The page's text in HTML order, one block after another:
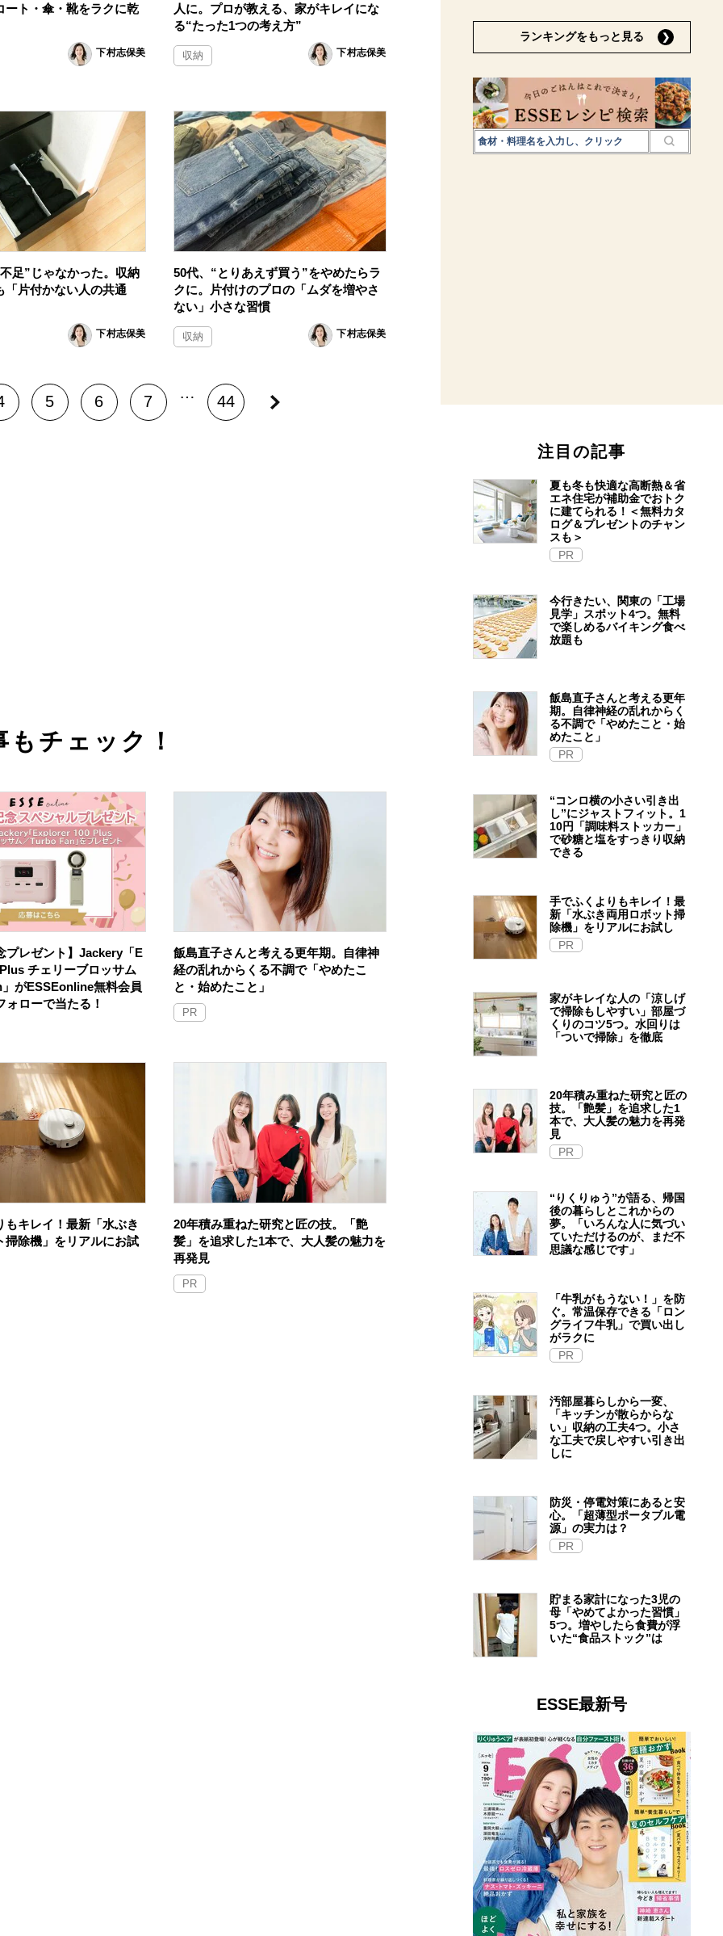
ート・傘・靴をラクに乾
下村志保美
人に。プロが教える、家がキレイにな
る“たった1つの考え方”
収納 下村志保美
足”じゃなかった。収納
「片付かない人の共通
下村志保美
50代、“とりあえず買う”をやめたらラ
クに。片付けのプロの「ムダを増やさ
ない」小さな習慣
収納 下村志保美
5 6 7
…
44
もチェック！
プレゼント】Jackery「E
チェリーブロッサム
がESSEonline無料会員
ォローで当たる！
飯島直子さんと考える更年期。自律神
経の乱れからくる不調で「やめたこ
と・始めたこと」
PR
もキレイ！最新「水ぶき
掃除機」をリアルにお試
20年積み重ねた研究と匠の技。「艶
髪」を追求した1本で、大人髪の魅力を
再発見
PR
ランキングをもっと見る
注目の記事
夏も冬も快適な高断熱＆省
エネ住宅が補助金でおトク
に建てられる！＜無料カタ
ログ＆プレゼントのチャン
スも＞
PR
今行きたい、関東の「工場
見学」スポット4つ。無料
で楽しめるバイキング食べ
放題も
飯島直子さんと考える更年
期。自律神経の乱れからく
る不調で「やめたこと・始
めたこと」
PR
“コンロ横の小さい引き出
し”にジャストフィット。1
10円「調味料ストッカー」
で砂糖と塩をすっきり収納
できる
手でふくよりもキレイ！最
新「水ぶき両用ロボット掃
除機」をリアルにお試し
PR
家がキレイな人の「涼しげ
で掃除もしやすい」部屋づ
くりのコツ5つ。水回りは
「ついで掃除」を徹底
20年積み重ねた研究と匠の
技。「艶髪」を追求した1
本で、大人髪の魅力を再発
見
PR
“りくりゅう”が語る、帰国
後の暮らしとこれからの
夢。「いろんな人に気づい
ていただけるのが、まだ不
思議な感じです」
「牛乳がもうない！」を防
ぐ。常温保存できる「ロン
グライフ牛乳」で買い出し
がラクに
PR
汚部屋暮らしから一変、
「キッチンが散らからな
い」収納の工夫4つ。小さ
な工夫で戻しやすい引き出
しに
防災・停電対策にあると安
心。「超薄型ポータブル電
源」の実力は？​
PR
貯まる家計になった3児の
母「やめてよかった習慣」
5つ。増やしたら食費が浮
いた“食品ストック”は
ESSE最新号